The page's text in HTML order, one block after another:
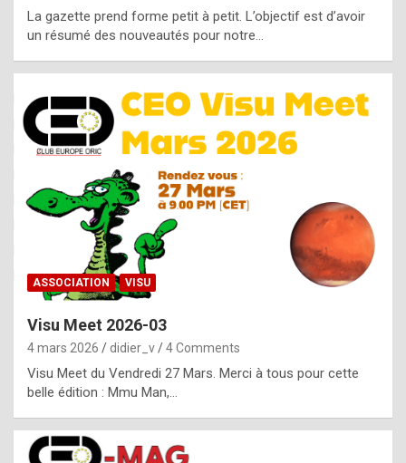
e
n
u
i
n
e
R
o
p
l
c
La gazette prend forme petit à petit. L’objectif est d’avoir
un résumé des nouveautés pour notre…
ASSOCIATION VISU
Visu Meet 2026-03
4 mars 2026 didier_v 4 Comments
Visu Meet du Vendredi 27 Mars. Merci à tous pour cette
belle édition : Mmu Man,…